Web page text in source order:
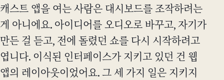
캐스트 앱을 여는 사람은 대시보드를 조작하려는
게 아니에요. 아이디어를 오디오로 바꾸고, 자기가
만든 걸 듣고, 전에 돌렸던 쇼를 다시 시작하려고
엽니다. 이식된 인터페이스가 지키고 있던 건 웹
앱의 레이아웃이었어요. 그 세 가지 일은 지키지